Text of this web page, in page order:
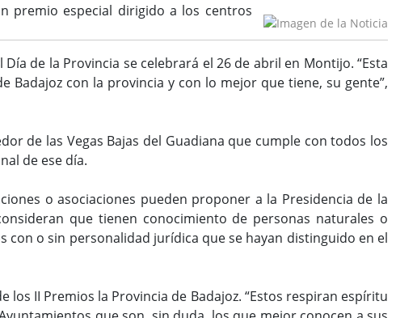
premio especial dirigido a los centros
de la Provincia se celebrará el 26 de abril en Montijo. “Esta
con la provincia y con lo mejor que tiene, su gente”,
de las Vegas Bajas del Guadiana que cumple con todos los
de ese día.
o asociaciones pueden proponer a la Presidencia de la
que tienen conocimiento de personas naturales o
o sin personalidad jurídica que se hayan distinguido en el
II Premios la Provincia de Badajoz. “Estos respiran espíritu